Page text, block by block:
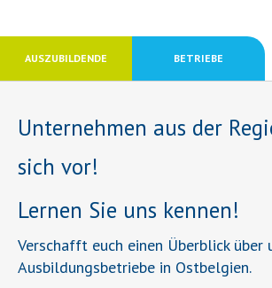
AUSZUBILDENDE BETRIEBE
Unternehmen aus der
sich vor!
Lernen Sie uns kennen!
Verschafft euch einen Überblick über
Ausbildungsbetriebe in Ostbelgien.